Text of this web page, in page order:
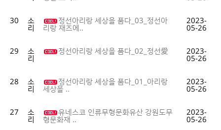
30
소
리
정선아리랑 세상을 품다_03_정선아
리랑 재즈에..
2023-
05-26
29
소
리
정선아리랑 세상을 품다_02_정선愛
2023-
05-26
28
소
리
정선아리랑 세상을 품다_01_아리랑
세상을 ..
2023-
05-26
27
소
리
유네스코 인류무형문화유산 강원도무
형문화재 ..
2023-
05-26